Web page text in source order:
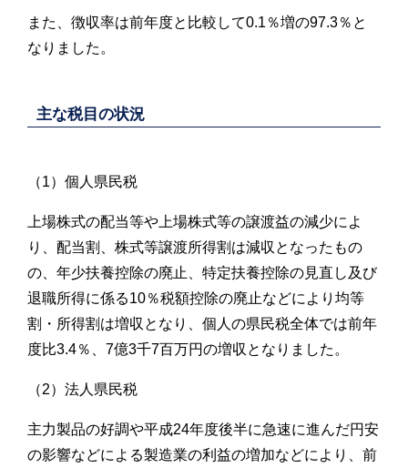
また、徴収率は前年度と比較して0.1％増の97.3％と
なりました。
主な税目の状況
（1）個人県民税
上場株式の配当等や上場株式等の譲渡益の減少によ
り、配当割、株式等譲渡所得割は減収となったもの
の、年少扶養控除の廃止、特定扶養控除の見直し及び
退職所得に係る10％税額控除の廃止などにより均等
割・所得割は増収となり、個人の県民税全体では前年
度比3.4％、7億3千7百万円の増収となりました。
（2）法人県民税
主力製品の好調や平成24年度後半に急速に進んだ円安
の影響などによる製造業の利益の増加などにより、前